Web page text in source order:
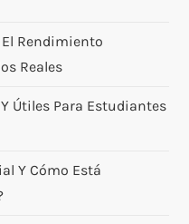
Rendimiento
Reales
Útiles Para Estudiantes
Y Cómo Está